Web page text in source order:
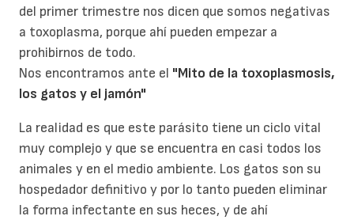
del primer trimestre nos dicen que somos negativas
a toxoplasma, porque ahí pueden empezar a
prohibirnos de todo.
Nos encontramos ante el "Mito de la toxoplasmosis,
los gatos y el jamón"
La realidad es que este parásito tiene un ciclo vital
muy complejo y que se encuentra en casi todos los
animales y en el medio ambiente. Los gatos son su
hospedador definitivo y por lo tanto pueden eliminar
la forma infectante en sus heces, y de ahí